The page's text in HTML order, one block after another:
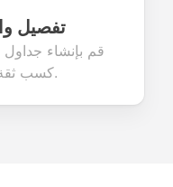
تفصيل
قم بإنشاء
كسب ثقة الفنانين وتسهل عمليات الدفع.